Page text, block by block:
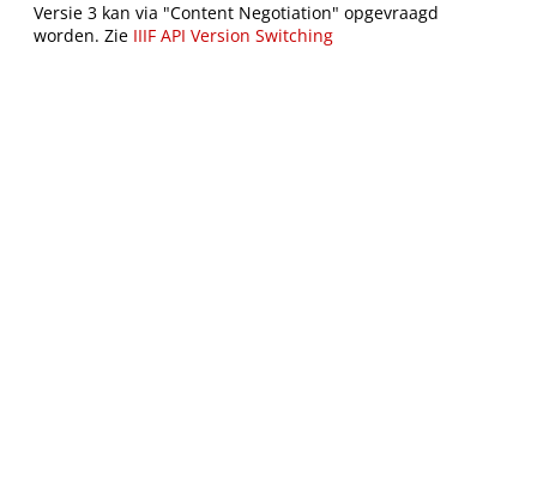
Versie 3 kan via "Content Negotiation" opgevraagd
worden. Zie IIIF API Version Switching